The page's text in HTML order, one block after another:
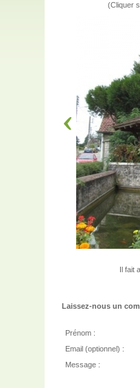
(Cliquer
Il fait
Laissez-nous un
Prénom :
Email (optionnel) :
Message :